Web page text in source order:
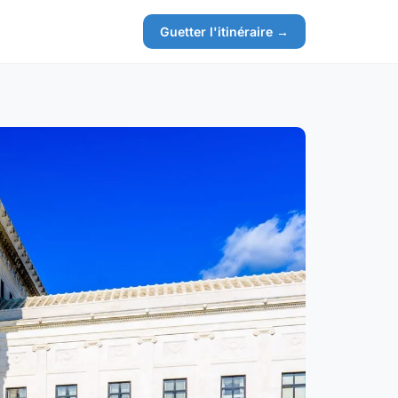
Guetter l'itinéraire →